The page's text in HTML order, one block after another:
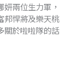
兩位生力軍，
邦悍將及樂天桃
關於啦啦隊的話